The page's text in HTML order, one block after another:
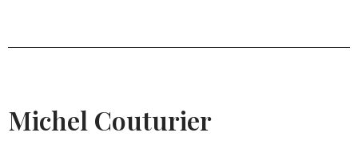
Michel Couturier